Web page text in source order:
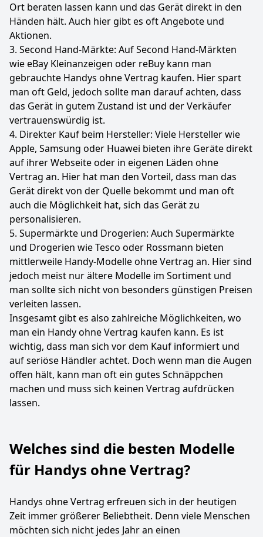
Ort beraten lassen kann und das Gerät direkt in den
Händen hält. Auch hier gibt es oft Angebote und
Aktionen.
3. Second Hand-Märkte: Auf Second Hand-Märkten
wie eBay Kleinanzeigen oder reBuy kann man
gebrauchte Handys ohne Vertrag kaufen. Hier spart
man oft Geld, jedoch sollte man darauf achten, dass
das Gerät in gutem Zustand ist und der Verkäufer
vertrauenswürdig ist.
4. Direkter Kauf beim Hersteller: Viele Hersteller wie
Apple, Samsung oder Huawei bieten ihre Geräte direkt
auf ihrer Webseite oder in eigenen Läden ohne
Vertrag an. Hier hat man den Vorteil, dass man das
Gerät direkt von der Quelle bekommt und man oft
auch die Möglichkeit hat, sich das Gerät zu
personalisieren.
5. Supermärkte und Drogerien: Auch Supermärkte
und Drogerien wie Tesco oder Rossmann bieten
mittlerweile Handy-Modelle ohne Vertrag an. Hier sind
jedoch meist nur ältere Modelle im Sortiment und
man sollte sich nicht von besonders günstigen Preisen
verleiten lassen.
Insgesamt gibt es also zahlreiche Möglichkeiten, wo
man ein Handy ohne Vertrag kaufen kann. Es ist
wichtig, dass man sich vor dem Kauf informiert und
auf seriöse Händler achtet. Doch wenn man die Augen
offen hält, kann man oft ein gutes Schnäppchen
machen und muss sich keinen Vertrag aufdrücken
lassen.
Welches sind die besten Modelle
für Handys ohne Vertrag?
Handys ohne Vertrag erfreuen sich in der heutigen
Zeit immer größerer Beliebtheit. Denn viele Menschen
möchten sich nicht jedes Jahr an einen